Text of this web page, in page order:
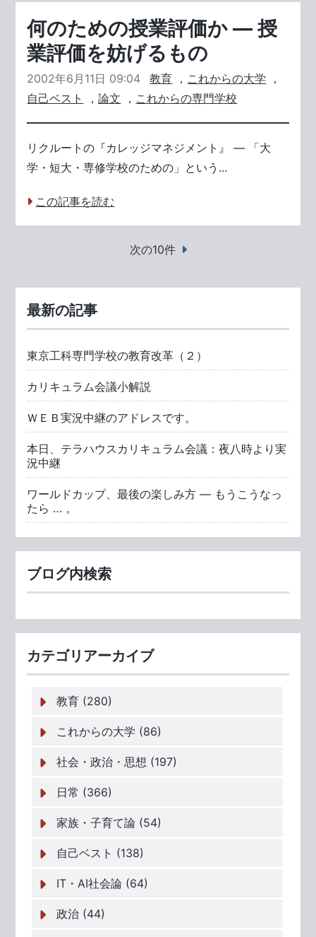
何のための授業評価か ― 授
業評価を妨げるもの
2002年6月11日 09:04 教育 ， これからの大学 ，
自己ベスト
，論文 ， これからの専門学校
リクルートの『カレッジマネジメント』 ― 「大
学・短大・専修学校のための」という...
この記事を読む
次の10件
最新の記事
東京工科専門学校の教育改革（２）
カリキュラム会議小解説
ＷＥＢ実況中継のアドレスです。
本日、テラハウスカリキュラム会議：夜八時より実
況中継
ワールドカップ、最後の楽しみ方 ― もうこうなっ
たら … 。
ブログ内検索
カテゴリアーカイブ
教育 (280)
これからの大学 (86)
社会・政治・思想 (197)
日常 (366)
家族・子育て論 (54)
自己ベスト (138)
IT・AI社会論 (64)
政治 (44)